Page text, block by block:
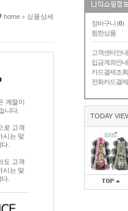
장바구니 (0)
찜한상품
고객센터안내
입금계좌안내
카드결제조회
전화카드결제
TODAY
재 위치
home > 상품상세
계절이
니다.
로 고객
시는 맞
.
도 고객
시는 맞
.